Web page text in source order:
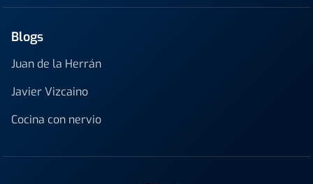
Blogs
Juan de la Herrán
Javier Vizcaino
Cocina con nervio